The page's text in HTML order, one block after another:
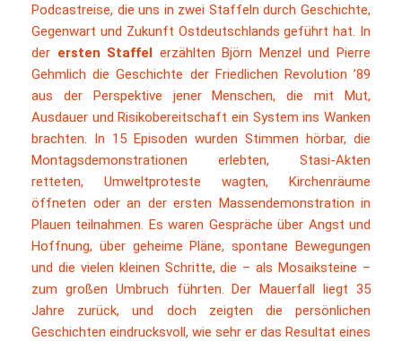
Podcastreise, die uns in zwei Staffeln durch Geschichte,
Gegenwart und Zukunft Ostdeutschlands geführt hat. In
der ersten Staffel erzählten Björn Menzel und Pierre
Gehmlich die Geschichte der Friedlichen Revolution ’89
aus der Perspektive jener Menschen, die mit Mut,
Ausdauer und Risikobereitschaft ein System ins Wanken
brachten. In 15 Episoden wurden Stimmen hörbar, die
Montagsdemonstrationen erlebten, Stasi-Akten
retteten, Umweltproteste wagten, Kirchenräume
öffneten oder an der ersten Massendemonstration in
Plauen teilnahmen. Es waren Gespräche über Angst und
Hoffnung, über geheime Pläne, spontane Bewegungen
und die vielen kleinen Schritte, die – als Mosaiksteine –
zum großen Umbruch führten. Der Mauerfall liegt 35
Jahre zurück, und doch zeigten die persönlichen
Geschichten eindrucksvoll, wie sehr er das Resultat eines